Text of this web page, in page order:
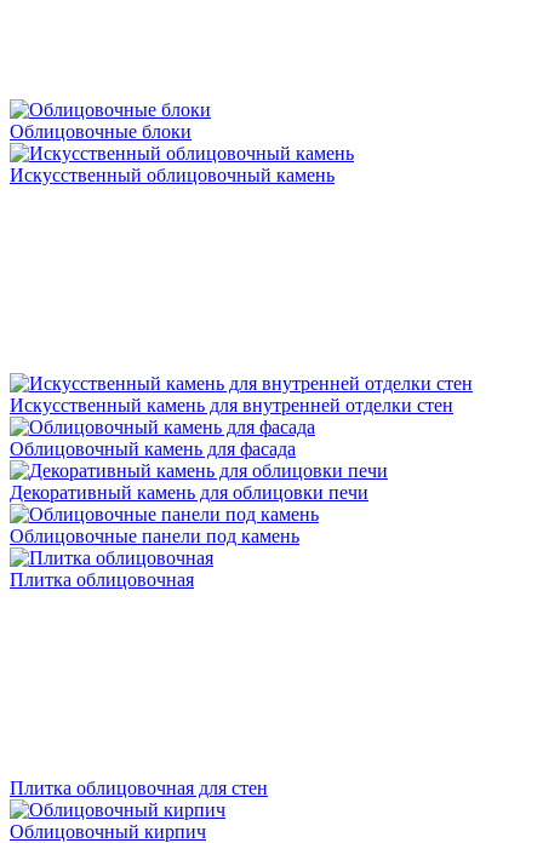
Облицовочные блоки
Искусственный облицовочный камень
Искусственный камень для внутренней отделки стен
Облицовочный камень для фасада
Декоративный камень для облицовки печи
Облицовочные панели под камень
Плитка облицовочная
Плитка облицовочная для стен
Облицовочный кирпич